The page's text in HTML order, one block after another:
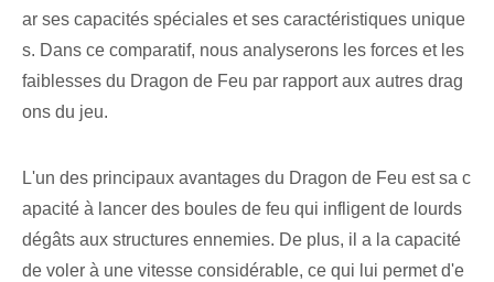
ar ses capacités spéciales et ses caractéristiques unique
s. Dans ce comparatif, nous analyserons les forces et les
faiblesses du Dragon de Feu par rapport aux autres drag
ons du jeu.
L'un des principaux avantages du Dragon de Feu est sa c
apacité à lancer des boules de feu qui infligent de lourds
dégâts aux structures ennemies. De plus, il a la capacité
de voler à une vitesse considérable, ce qui lui permet d'e